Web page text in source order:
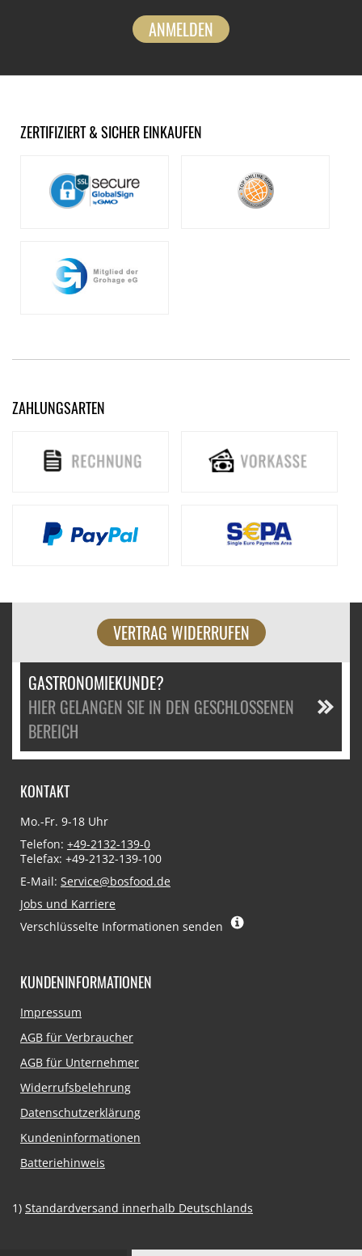
ANMELDEN
ZERTIFIZIERT & SICHER EINKAUFEN
ZAHLUNGSARTEN
VERTRAG WIDERRUFEN
GASTRONOMIEKUNDE?
HIER GELANGEN SIE IN DEN GESCHLOSSENEN
BEREICH
KONTAKT
Mo.-Fr. 9-18 Uhr
Telefon: +49-2132-139-0
Telefax: +49-2132-139-100
E-Mail: Service@bosfood.de
Jobs und Karriere
Verschlüsselte Informationen senden
KUNDENINFORMATIONEN
Navigation
Impressum
AGB für Verbraucher
AGB für Unternehmer
Widerrufsbelehrung
Datenschutzerklärung
Kundeninformationen
Batteriehinweis
1) Standardversand innerhalb Deutschlands